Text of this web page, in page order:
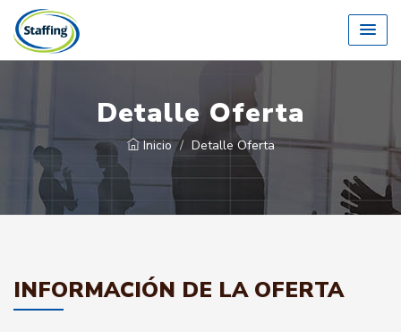
Detalle Oferta
Inicio Detalle Oferta
INFORMACIÓN DE LA OFERTA